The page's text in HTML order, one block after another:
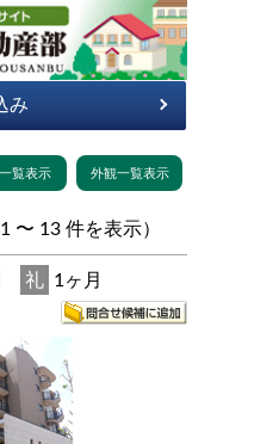
（ 1 〜 13 件を表示）
礼 1ヶ月